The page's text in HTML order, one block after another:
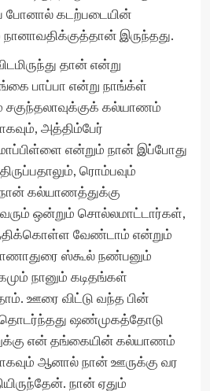
போனால் கடற்படையின்
இருந்தது.
தான் என்று
பாப்பா என்று நாங்க்ள்
கல்யாணம்
அத்திம்பேர்
என்றும் நான் இப்போது
ரொம்பவும்
நான் கல்யாணத்துக்கு
ஒன்றும் சொல்லமாட்டார்கள்,
வேண்டாம் என்றும்
பாணாதுரை ஸ்கூல் நண்பனும்
நானும் கடிதங்கள்
ஊரை விட்டு வந்த பின்
தொடர்ந்தது ஷண்முகத்தோடு
என் தங்கையின் கல்யாணம்
ஆனால் நான் ஊருக்கு வர
நான் ஏதும்